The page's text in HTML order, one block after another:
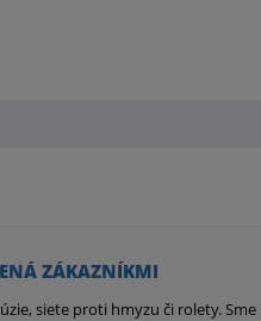
ZÁKAZNÍKMI
siete proti hmyzu či rolety.